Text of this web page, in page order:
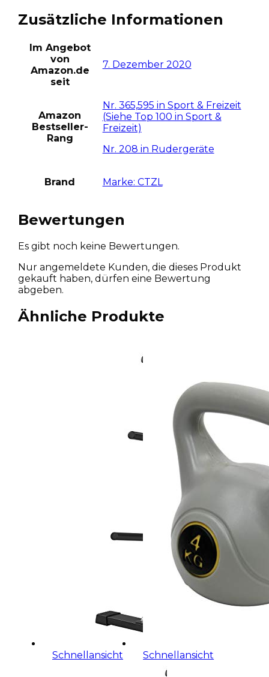
Zusätzliche Informationen
Im Angebot
von
Amazon.de
seit
7. Dezember 2020
Amazon
Bestseller-
Rang
Nr. 365,595 in Sport & Freizeit
(Siehe Top 100 in Sport &
Freizeit)
Nr. 208 in Rudergeräte
Brand Marke: CTZL
Bewertungen
Es gibt noch keine Bewertungen.
Nur angemeldete Kunden, die dieses Produkt
gekauft haben, dürfen eine Bewertung
abgeben.
Ähnliche Produkte
Schnellansicht Schnellansicht